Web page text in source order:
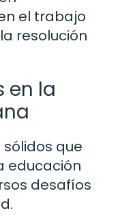
el trabajo
resolución
en la
que
educación
desafíos